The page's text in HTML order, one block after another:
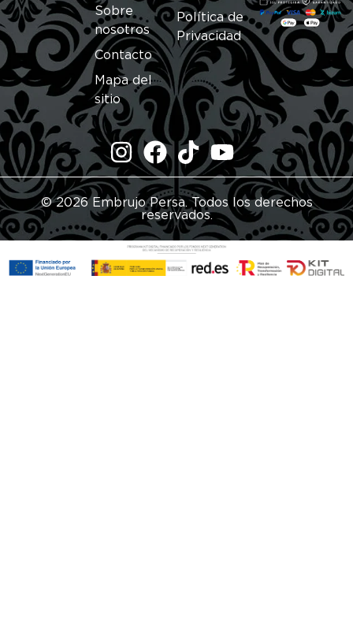
Sobre
nosotros
Contacto
Mapa del
sitio
Política de
Privacidad
© 2026 Embrujo Persa. Todos los derechos
reservados.